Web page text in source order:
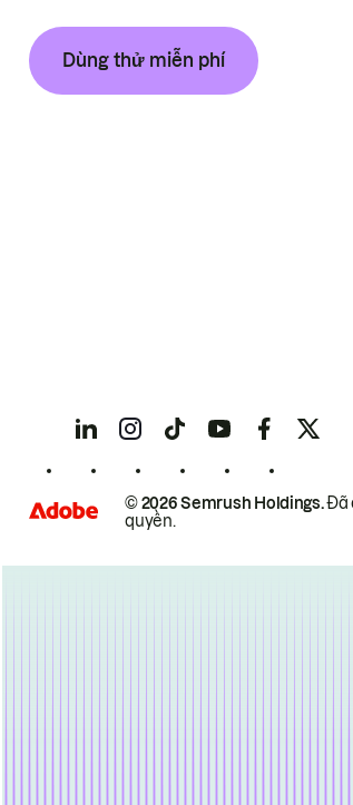
Dùng thử miễn phí
© 2026 Semrush Holdings.Đã
quyền.